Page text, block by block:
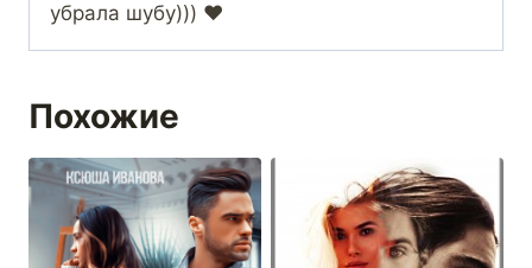
убрала шубу))) ❤
Похожие